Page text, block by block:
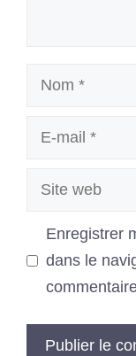
Nom
Site
Enregistrer
dans le